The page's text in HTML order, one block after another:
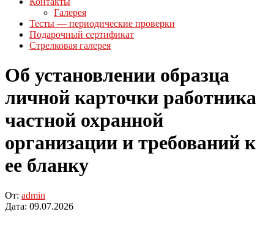
Галерея
Тесты — периодические проверки
Подарочный сертификат
Стрелковая галерея
Об установлении образца
личной карточки работника
частной охранной
организации и требований к
ее бланку
От: admin
Дата: 09.07.2026